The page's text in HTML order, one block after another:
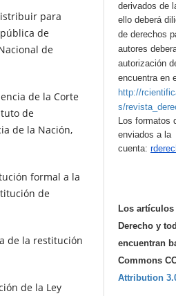
para
de
de
de la Corte
de
de la Nación,
formal a la
de
de la restitución
de la Ley
derivados de
ello deberá
de derechos
autores
autorización
encuentra en
http://
s/
Los formatos
enviados a la
cuenta:
Los
Derecho y
encuentran
Commons
Attribution